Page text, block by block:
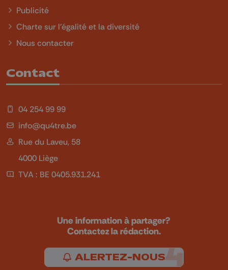
Publicité
Charte sur l'égalité et la diversité
Nous contacter
Contact
04 254 99 99
info@qu4tre.be
Rue du Laveu, 58
4000 Liège
TVA : BE 0405.931.241
Une information à partager?
Contactez la rédaction.
ALERTEZ-NOUS